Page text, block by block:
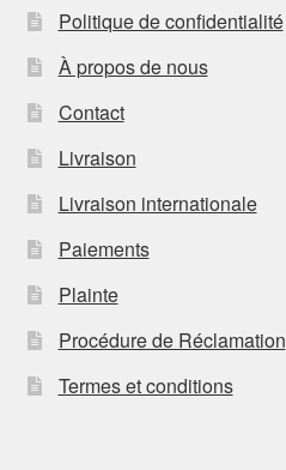
Politique de confidentialité
À propos de nous
Contact
Livraison
Livraison internationale
Paiements
Plainte
Procédure de Réclamation
Termes et conditions